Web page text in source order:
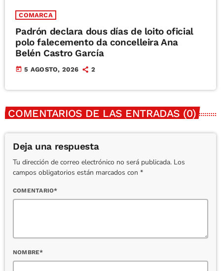
COMARCA
Padrón declara dous días de loito oficial
polo falecemento da concelleira Ana
Belén Castro García
today 5 AGOSTO, 2026 2
COMENTARIOS DE LAS ENTRADAS (0)
Deja una respuesta
Tu dirección de correo electrónico no será publicada. Los
campos obligatorios están marcados con *
COMENTARIO*
NOMBRE*